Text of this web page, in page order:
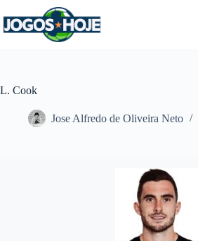
para
o
L. Cook
Jose Alfredo de Oliveira Neto